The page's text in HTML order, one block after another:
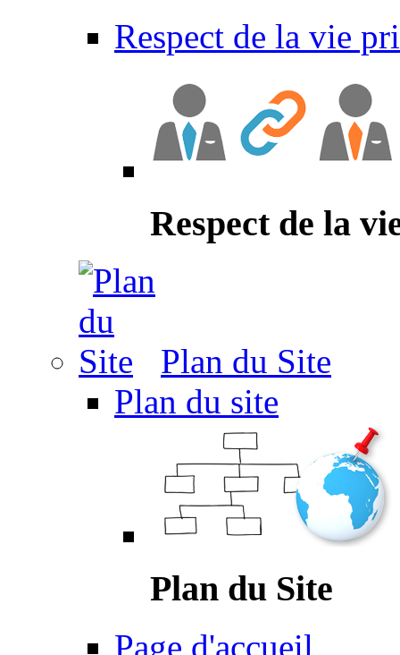
Respect de la vie
Respect de la
Plan du Site
Plan du site
Plan du Site
Page d'accueil